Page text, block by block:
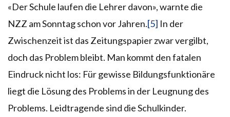
«Der Schule laufen die Lehrer davon», warnte die
NZZ am Sonntag schon vor Jahren.[5] In der
Zwischenzeit ist das Zeitungspapier zwar vergilbt,
doch das Problem bleibt. Man kommt den fatalen
Eindruck nicht los: Für gewisse Bildungsfunktionäre
liegt die Lösung des Problems in der Leugnung des
Problems. Leidtragende sind die Schulkinder.